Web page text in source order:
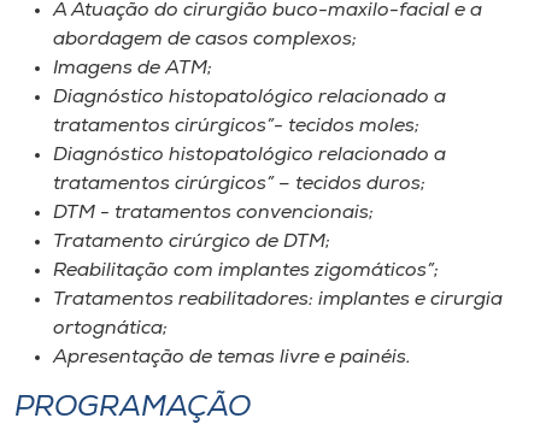
A Atuação do cirurgião buco-maxilo-facial e a
abordagem de casos complexos;
Imagens de ATM;
Diagnóstico histopatológico relacionado a
tratamentos cirúrgicos”- tecidos moles;
Diagnóstico histopatológico relacionado a
tratamentos cirúrgicos” – tecidos duros;
DTM - tratamentos convencionais;
Tratamento cirúrgico de DTM;
Reabilitação com implantes zigomáticos”;
Tratamentos reabilitadores: implantes e cirurgia
ortognática;
Apresentação de temas livre e painéis.
PROGRAMAÇÃO